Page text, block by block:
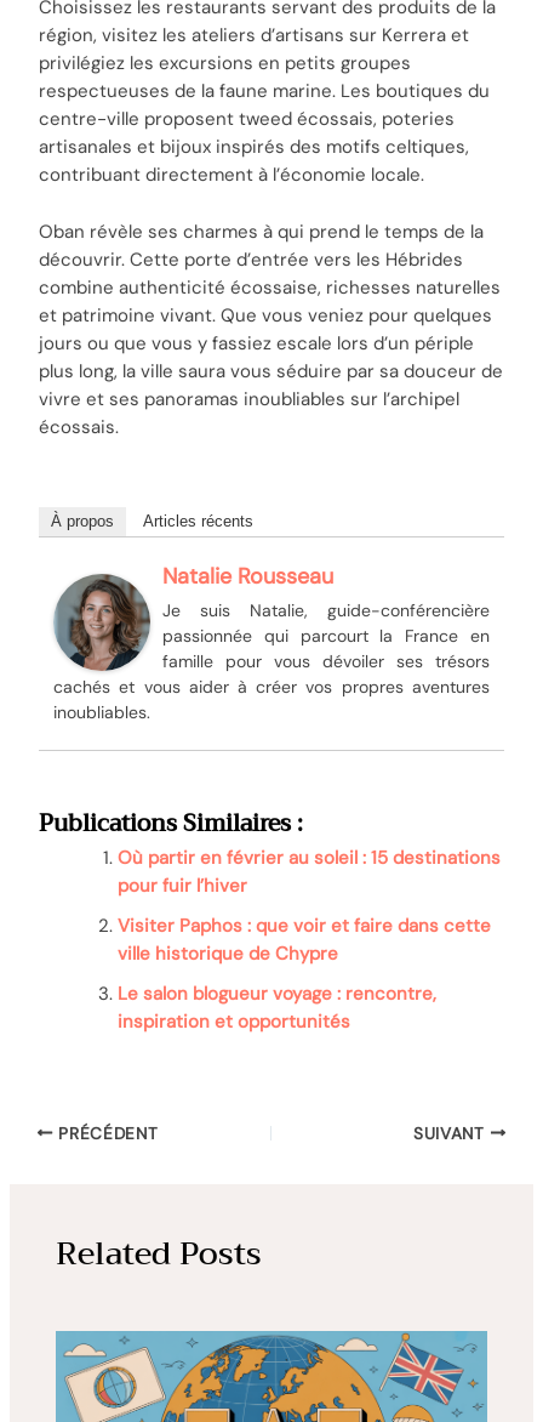
Choisissez les restaurants servant des produits de la
région, visitez les ateliers d’artisans sur Kerrera et
privilégiez les excursions en petits groupes
respectueuses de la faune marine. Les boutiques du
centre-ville proposent tweed écossais, poteries
artisanales et bijoux inspirés des motifs celtiques,
contribuant directement à l’économie locale.
Oban révèle ses charmes à qui prend le temps de la
découvrir. Cette porte d’entrée vers les Hébrides
combine authenticité écossaise, richesses naturelles
et patrimoine vivant. Que vous veniez pour quelques
jours ou que vous y fassiez escale lors d’un périple
plus long, la ville saura vous séduire par sa douceur de
vivre et ses panoramas inoubliables sur l’archipel
écossais.
À propos Articles récents
Natalie Rousseau
Je suis Natalie, guide-conférencière
passionnée qui parcourt la France en
famille pour vous dévoiler ses trésors
cachés et vous aider à créer vos propres aventures
inoubliables.
Publications Similaires :
Où partir en février au soleil : 15 destinations
pour fuir l’hiver
Visiter Paphos : que voir et faire dans cette
ville historique de Chypre
Le salon blogueur voyage : rencontre,
inspiration et opportunités
PRÉCÉDENT SUIVANT
Related Posts